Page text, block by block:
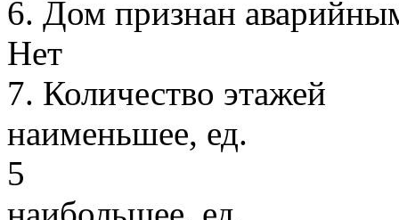
6. Дом признан
Нет
7. Количество этажей
наименьшее, ед.
5